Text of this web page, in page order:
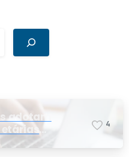
adotam
etárias
e do STF
4